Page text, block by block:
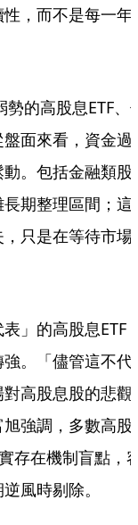
，而不是每一年
的高股息ETF、
面來看，資金過
。包括金融類股
期整理區間；這
只是在等待市場
」的高股息ETF
。「儘管這不代
高股息股的悲觀
強調，多數高股
存在機制盲點，
風時剔除。